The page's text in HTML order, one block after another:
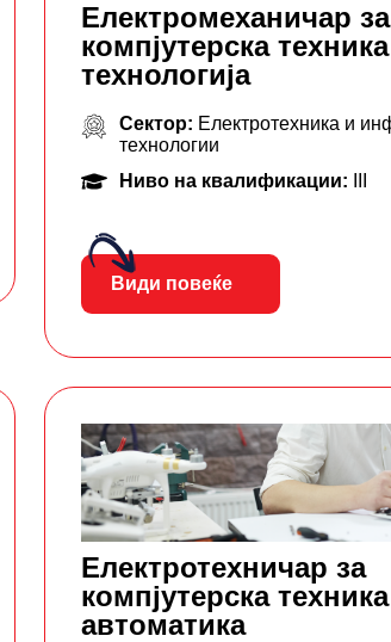
Електромеханичар за
компјутерска
технологија
Сектор: Електротехника и
технологии
Ниво на квалификации:
Види повеќе
Електротехничар за
компјутерска
автоматика